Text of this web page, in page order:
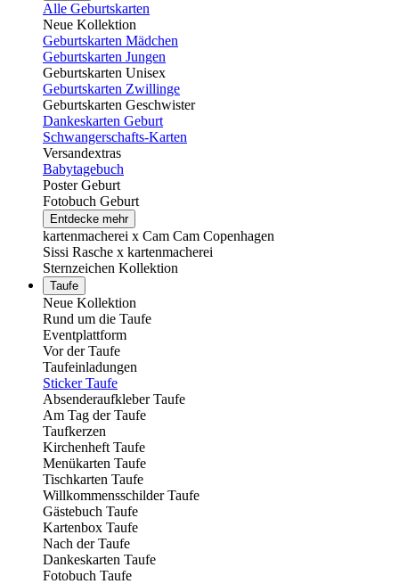
Alle Geburtskarten
Neue Kollektion
Geburtskarten Mädchen
Geburtskarten Jungen
Geburtskarten Unisex
Geburtskarten Zwillinge
Geburtskarten Geschwister
Dankeskarten Geburt
Schwangerschafts-Karten
Versandextras
Babytagebuch
Poster Geburt
Fotobuch Geburt
Entdecke mehr
kartenmacherei x Cam Cam Copenhagen
Sissi Rasche x kartenmacherei
Sternzeichen Kollektion
Taufe
Neue Kollektion
Rund um die Taufe
Eventplattform
Vor der Taufe
Taufeinladungen
Sticker Taufe
Absenderaufkleber Taufe
Am Tag der Taufe
Taufkerzen
Kirchenheft Taufe
Menükarten Taufe
Tischkarten Taufe
Willkommensschilder Taufe
Gästebuch Taufe
Kartenbox Taufe
Nach der Taufe
Dankeskarten Taufe
Fotobuch Taufe